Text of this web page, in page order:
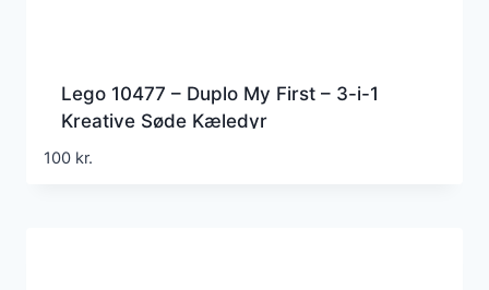
Lego 10477 – Duplo My First – 3-i-1
Kreative Søde Kæledyr
100 kr.